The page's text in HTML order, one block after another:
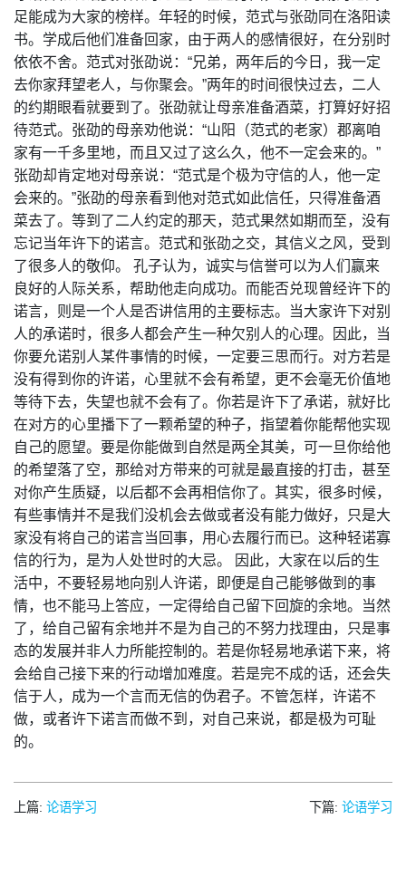
足能成为大家的榜样。年轻的时候，范式与张劭同在洛阳读
书。学成后他们准备回家，由于两人的感情很好，在分别时
依依不舍。范式对张劭说：“兄弟，两年后的今日，我一定
去你家拜望老人，与你聚会。”两年的时间很快过去，二人
的约期眼看就要到了。张劭就让母亲准备酒菜，打算好好招
待范式。张劭的母亲劝他说：“山阳（范式的老家）郡离咱
家有一千多里地，而且又过了这么久，他不一定会来的。”
张劭却肯定地对母亲说：“范式是个极为守信的人，他一定
会来的。”张劭的母亲看到他对范式如此信任，只得准备酒
菜去了。等到了二人约定的那天，范式果然如期而至，没有
忘记当年许下的诺言。范式和张劭之交，其信义之风，受到
了很多人的敬仰。 孔子认为，诚实与信誉可以为人们赢来
良好的人际关系，帮助他走向成功。而能否兑现曾经许下的
诺言，则是一个人是否讲信用的主要标志。当大家许下对别
人的承诺时，很多人都会产生一种欠别人的心理。因此，当
你要允诺别人某件事情的时候，一定要三思而行。对方若是
没有得到你的许诺，心里就不会有希望，更不会毫无价值地
等待下去，失望也就不会有了。你若是许下了承诺，就好比
在对方的心里播下了一颗希望的种子，指望着你能帮他实现
自己的愿望。要是你能做到自然是两全其美，可一旦你给他
的希望落了空，那给对方带来的可就是最直接的打击，甚至
对你产生质疑，以后都不会再相信你了。其实，很多时候，
有些事情并不是我们没机会去做或者没有能力做好，只是大
家没有将自己的诺言当回事，用心去履行而已。这种轻诺寡
信的行为，是为人处世时的大忌。 因此，大家在以后的生
活中，不要轻易地向别人许诺，即便是自己能够做到的事
情，也不能马上答应，一定得给自己留下回旋的余地。当然
了，给自己留有余地并不是为自己的不努力找理由，只是事
态的发展并非人力所能控制的。若是你轻易地承诺下来，将
会给自己接下来的行动增加难度。若是完不成的话，还会失
信于人，成为一个言而无信的伪君子。不管怎样，许诺不
做，或者许下诺言而做不到，对自己来说，都是极为可耻
的。
上篇: 论语学习 下篇: 论语学习